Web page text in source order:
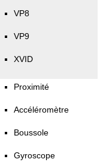
VP8
VP9
XVID
Proximité
Accéléromètre
Boussole
Gyroscope